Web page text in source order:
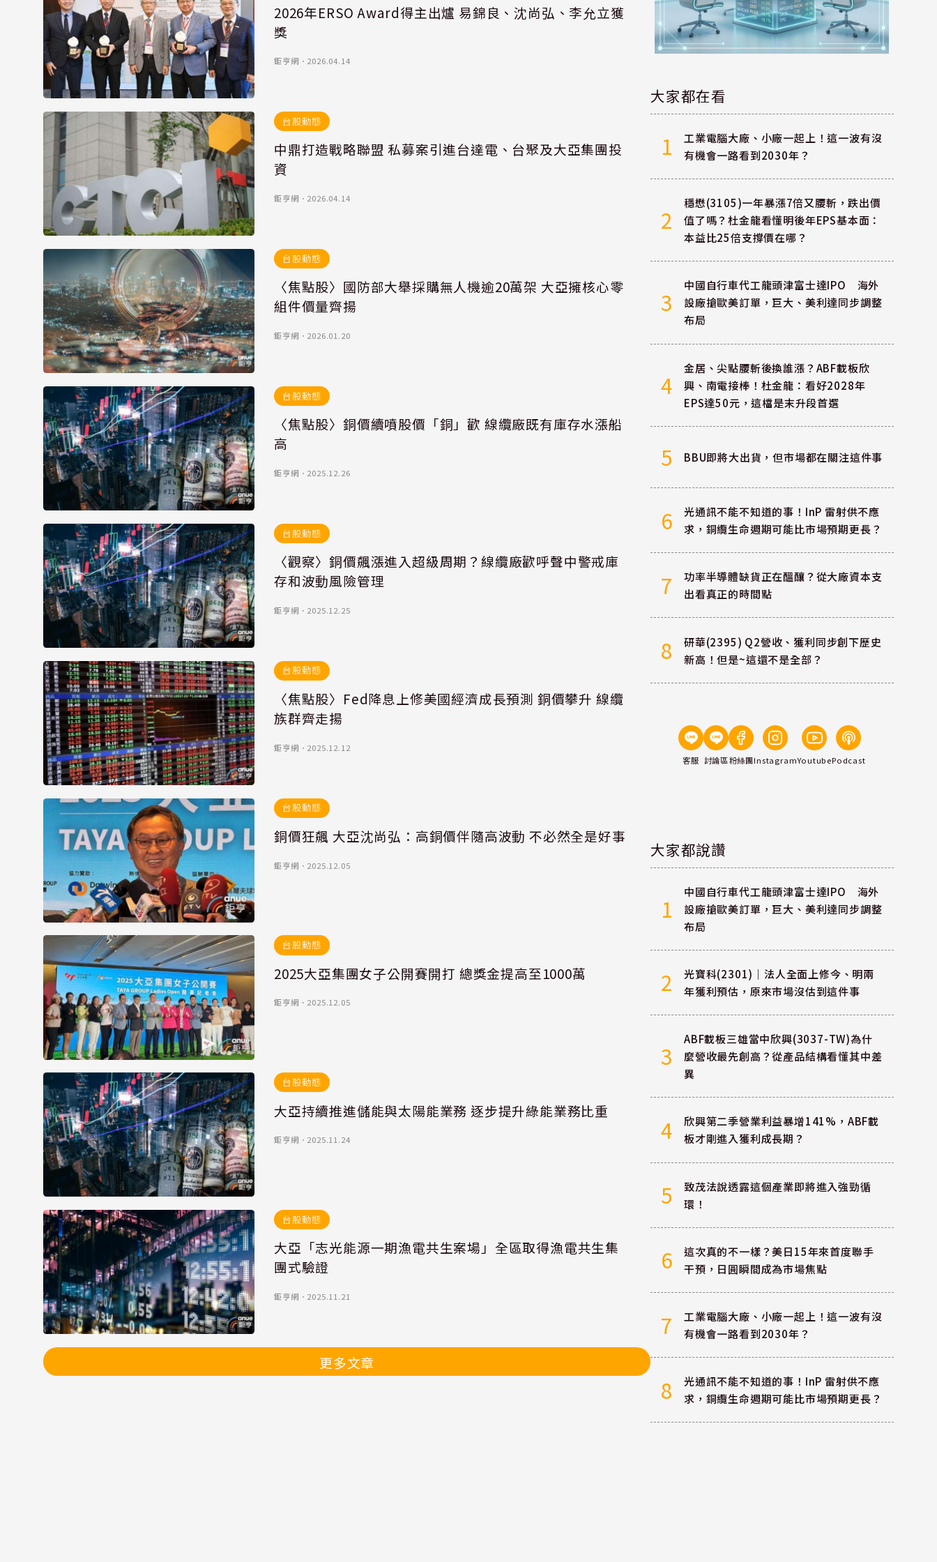
2026年ERSO Award得主出爐 易錦良、沈尚弘、李允立獲
獎
鉅亨網 ． 2026.04.14
台股動態
中鼎打造戰略聯盟 私募案引進台達電、台聚及大亞集團投
資
鉅亨網 ． 2026.04.14
台股動態
〈焦點股〉國防部大舉採購無人機逾20萬架 大亞擁核心零
組件價量齊揚
鉅亨網 ． 2026.01.20
台股動態
〈焦點股〉銅價續噴股價「銅」歡 線纜廠既有庫存水漲船
高
鉅亨網 ． 2025.12.26
台股動態
〈觀察〉銅價飆漲進入超級周期？線纜廠歡呼聲中警戒庫
存和波動風險管理
鉅亨網 ． 2025.12.25
台股動態
〈焦點股〉Fed降息上修美國經濟成長預測 銅價攀升 線纜
族群齊走揚
鉅亨網 ． 2025.12.12
台股動態
銅價狂飆 大亞沈尚弘：高銅價伴隨高波動 不必然全是好事
鉅亨網 ． 2025.12.05
台股動態
2025大亞集團女子公開賽開打 總獎金提高至1000萬
鉅亨網 ． 2025.12.05
台股動態
大亞持續推進儲能與太陽能業務 逐步提升綠能業務比重
鉅亨網 ． 2025.11.24
台股動態
大亞「志光能源一期漁電共生案場」全區取得漁電共生集
團式驗證
鉅亨網 ． 2025.11.21
更多文章
大家都在看
1
工業電腦大廠、小廠一起上！這一波有沒
有機會一路看到2030年？
2
穩懋(3105)一年暴漲7倍又腰斬，跌出價
值了嗎？杜金龍看懂明後年EPS基本面：
本益比25倍支撐價在哪？
3
中國自行車代工龍頭津富士達IPO 海外
設廠搶歐美訂單，巨大、美利達同步調整
布局
4
金居、尖點腰斬後換誰漲？ABF載板欣
興、南電接棒！杜金龍：看好2028年
EPS達50元，這檔是末升段首選
5 BBU即將大出貨，但市場都在關注這件事
6
光通訊不能不知道的事！InP 雷射供不應
求，銅纜生命週期可能比市場預期更長？
7
功率半導體缺貨正在醞釀？從大廠資本支
出看真正的時間點
8
研華(2395) Q2營收、獲利同步創下歷史
新高！但是~這還不是全部？
客服 討論區粉絲團InstagramYoutubePodcast
大家都說讚
1
中國自行車代工龍頭津富士達IPO 海外
設廠搶歐美訂單，巨大、美利達同步調整
布局
2
光寶科(2301)｜法人全面上修今、明兩
年獲利預估，原來市場沒估到這件事
3
ABF載板三雄當中欣興(3037-TW)為什
麼營收最先創高？從產品結構看懂其中差
異
4
欣興第二季營業利益暴增141%，ABF載
板才剛進入獲利成長期？
5
致茂法說透露這個產業即將進入強勁循
環！
6
這次真的不一樣？美日15年來首度聯手
干預，日圓瞬間成為市場焦點
7
工業電腦大廠、小廠一起上！這一波有沒
有機會一路看到2030年？
8
光通訊不能不知道的事！InP 雷射供不應
求，銅纜生命週期可能比市場預期更長？